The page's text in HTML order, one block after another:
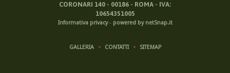
CORONARI 140 - 00186 - ROMA - IVA:
10654351005
Informativa privacy- powered by netSnap.it
GALLERIA CONTATTI SITEMAP